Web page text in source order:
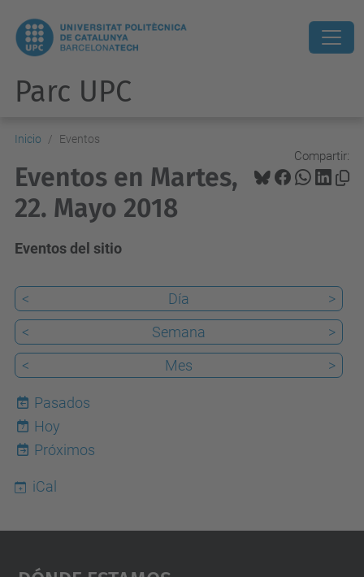
Parc UPC
Inicio Eventos
Compartir:
Eventos en Martes,
22. Mayo 2018
Eventos del sitio
< Día
>
<
Semana
>
<
Mes >
Pasados
7
Hoy
Próximos
iCal